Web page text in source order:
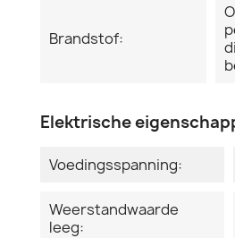
Brandstof:
Elektrische
Voedingsspanning:
Weerstandwaarde
leeg: